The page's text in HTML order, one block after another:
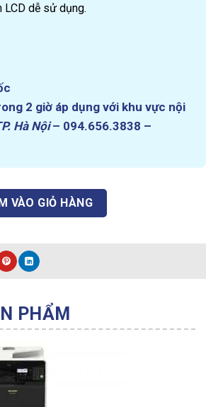
LCD dễ sử dụng.
2 giờ áp dụng với khu vực nội
Hà Nội– 094.656.3838 –
20M24 quantity
VÀO GIỎ HÀNG
PHẨM